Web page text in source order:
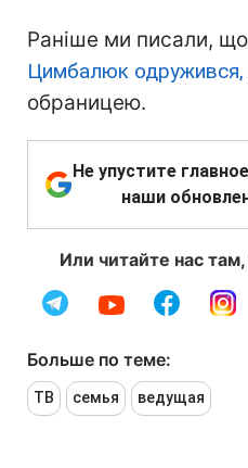
Раніше ми писали, що
Цимбалюк одружився,
обраницею.
Не упустите
наши
Или читайте нас
Больше по теме:
ТВ семья ведущая